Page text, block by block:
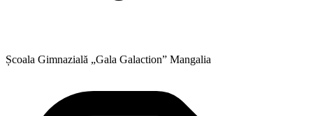
Școala Gimnazială „Gala Galaction” Mangalia